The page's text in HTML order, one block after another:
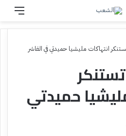
بحث عن
انتهاكات مليشيا حميدتي في الفاشر
حميدتي